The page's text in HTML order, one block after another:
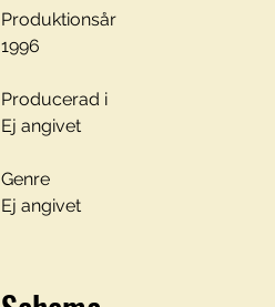
Produktionsår
1996
Producerad i
Ej angivet
Genre
Ej angivet